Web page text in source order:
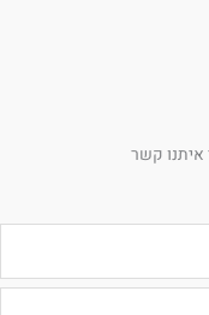
איתנו קשר